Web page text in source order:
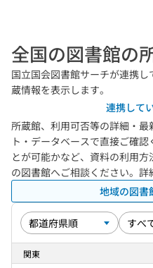
全国の図書館の
国立国会図書館サーチが連携
蔵情報を表示します。
連携して
所蔵館、利用可否等の詳細・
ト・データベースで直接ご確
とが可能かなど、資料の利用
の図書館へご相談ください。詳
地域の図書
関東